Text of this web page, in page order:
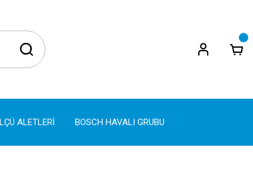
ALETLERİ BOSCH HAVALI GRUBU